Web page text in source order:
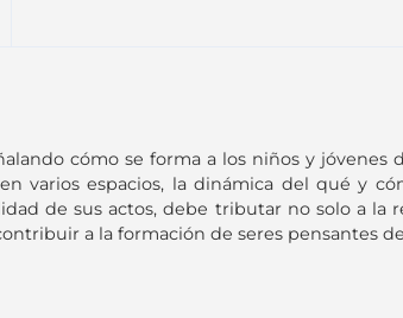
cómo se forma a los niños y
varios espacios, la dinámica del qué y
de sus actos, debe tributar no solo a la
a la formación de seres pensantes